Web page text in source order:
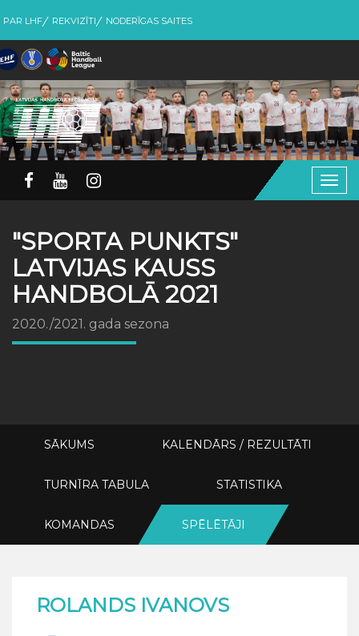
PAR LHF REKVIZĪTI NODERĪGAS SAITES
"SPORTA PUNKTS"
LATVIJAS KAUSS
HANDBOLĀ 2021
2020./2021. gada sezona
SĀKUMS KALENDĀRS / REZULTĀTI
TURNĪRA TABULA STATISTIKA
KOMANDAS SPĒLĒTĀJI
ROLANDS IVANOVS